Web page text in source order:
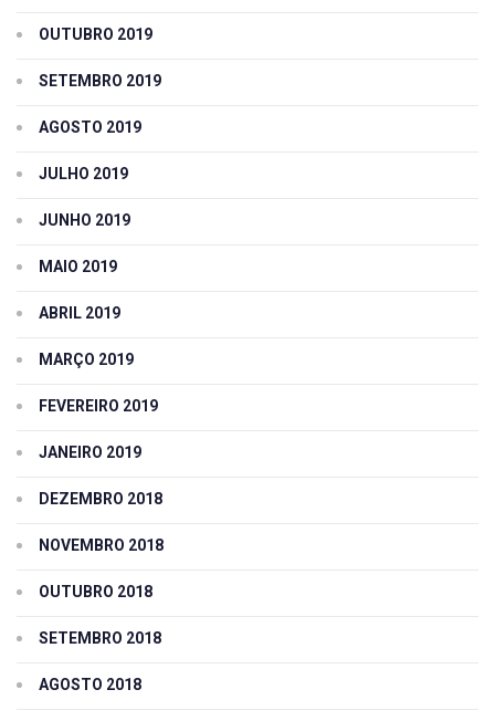
OUTUBRO 2019
SETEMBRO 2019
AGOSTO 2019
JULHO 2019
JUNHO 2019
MAIO 2019
ABRIL 2019
MARÇO 2019
FEVEREIRO 2019
JANEIRO 2019
DEZEMBRO 2018
NOVEMBRO 2018
OUTUBRO 2018
SETEMBRO 2018
AGOSTO 2018